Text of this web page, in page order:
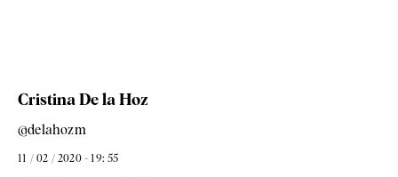
Cristina De la Hoz
@delahozm
11 / 02 / 2020 - 19: 55